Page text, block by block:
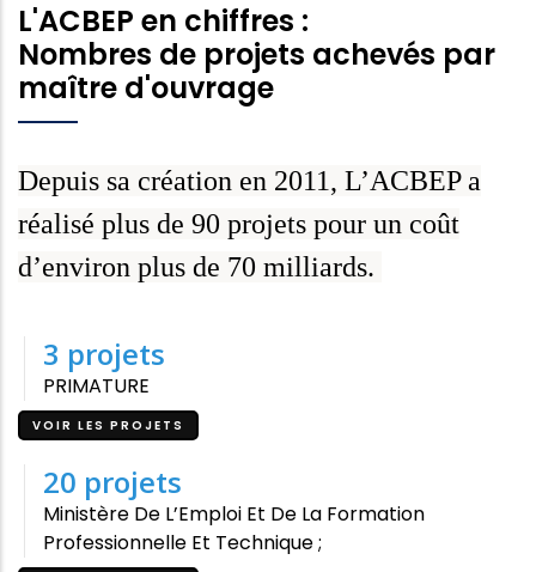
L'ACBEP en chiffres :
Nombres de projets achevés par
maître d'ouvrage
Depuis sa création en 2011, L’ACBEP a
réalisé plus de 90 projets pour un coût
d’environ plus de 70 milliards.
3 projets
PRIMATURE
VOIR LES PROJETS
20 projets
Ministère De L’Emploi Et De La Formation
Professionnelle Et Technique ;